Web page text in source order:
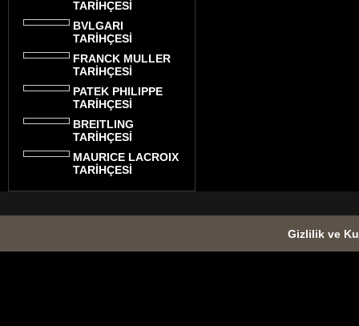
TARİHÇESİ
BVLGARI
TARİHÇESİ
FRANCK MULLER
TARİHÇESİ
PATEK PHILIPPE
TARİHÇESİ
BREITLING
TARİHÇESİ
MAURICE LACROIX
TARİHÇESİ
Gizlilik ve